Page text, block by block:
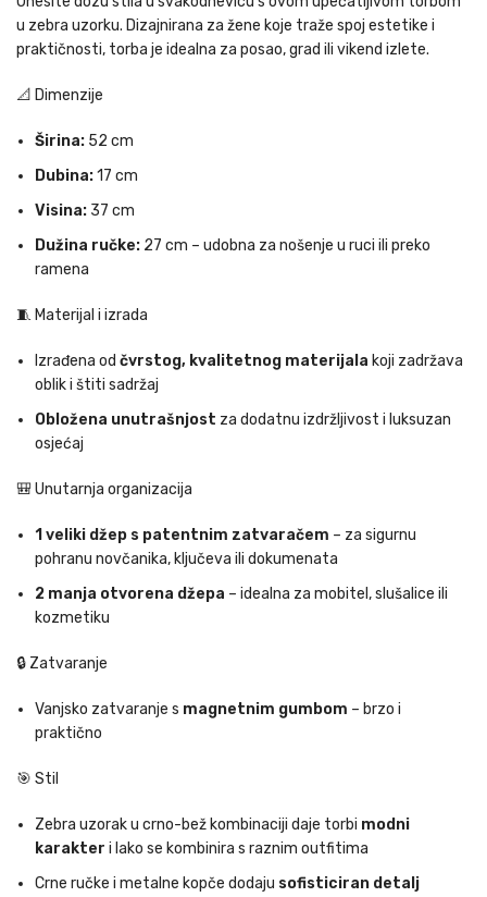
u zebra uzorku. Dizajnirana za žene koje traže spoj estetike i
praktičnosti, torba je idealna za posao, grad ili vikend izlete.
📐 Dimenzije
Širina: 52 cm
Dubina:17 cm
Visina: 37 cm
Dužina ručke: 27 cm – udobna za nošenje u ruci ili preko
ramena
🧵 Materijal i izrada
Izrađena od čvrstog, kvalitetnog materijala koji zadržava
oblik i štiti sadržaj
Obložena unutrašnjost za dodatnu izdržljivost i luksuzan
osjećaj
🎒 Unutarnja organizacija
1 veliki džep s patentnim zatvaračem – za sigurnu
pohranu novčanika, ključeva ili dokumenata
2 manja otvorena džepa – idealna za mobitel, slušalice ili
kozmetiku
🔒 Zatvaranje
Vanjsko zatvaranje s magnetnim gumbom – brzo i
praktično
🎯 Stil
Zebra uzorak u crno-bež kombinaciji daje torbi modni
karakter i lako se kombinira s raznim outfitima
Crne ručke i metalne kopče dodaju sofisticiran detalj